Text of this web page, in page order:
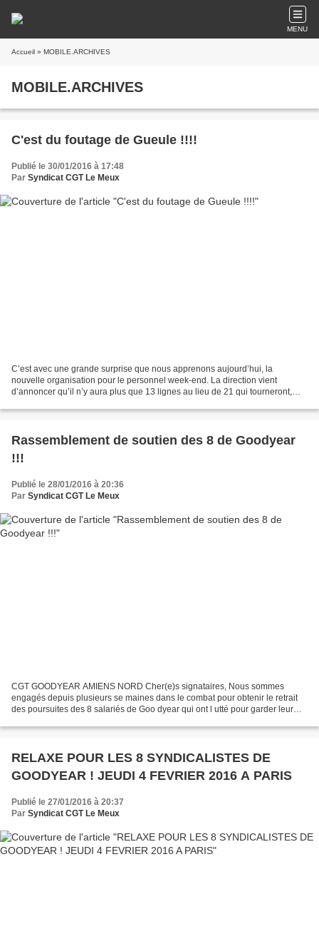
MENU
Accueil » MOBILE.ARCHIVES
MOBILE.ARCHIVES
C'est du foutage de Gueule !!!!
Publié le 30/01/2016 à 17:48
Par Syndicat CGT Le Meux
C’est avec une grande surprise que nous apprenons aujourd’hui, la
nouvelle organisation pour le personnel week-end. La direction vient
d’annoncer qu’il n’y aura plus que 13 lignes au lieu de 21 qui tourneront,
Rassemblement de soutien des 8 de Goodyear
!!!
Publié le 28/01/2016 à 20:36
Par Syndicat CGT Le Meux
CGT GOODYEAR AMIENS NORD Cher(e)s signataires, Nous sommes
engagés depuis plusieurs se maines dans le combat pour obtenir le retrait
des poursuites des 8 salariés de Goo dyear qui ont l utté pour garder leur
RELAXE POUR LES 8 SYNDICALISTES DE
GOODYEAR ! JEUDI 4 FEVRIER 2016 A PARIS
Publié le 27/01/2016 à 20:37
Par Syndicat CGT Le Meux